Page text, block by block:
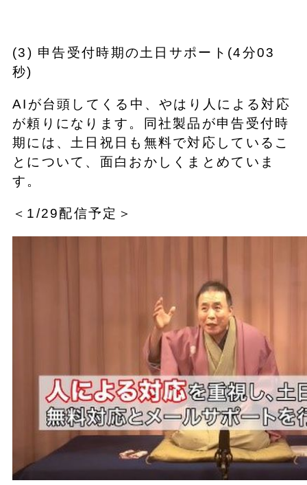
(3) 申告受付時期の土日サポート(4分03
秒)
AIが台頭してくる中、やはり人による対応
が頼りになります。同社製品が申告受付時
期には、土日祝日も無料で対応しているこ
とについて、面白おかしくまとめていま
す。
＜1/29配信予定＞